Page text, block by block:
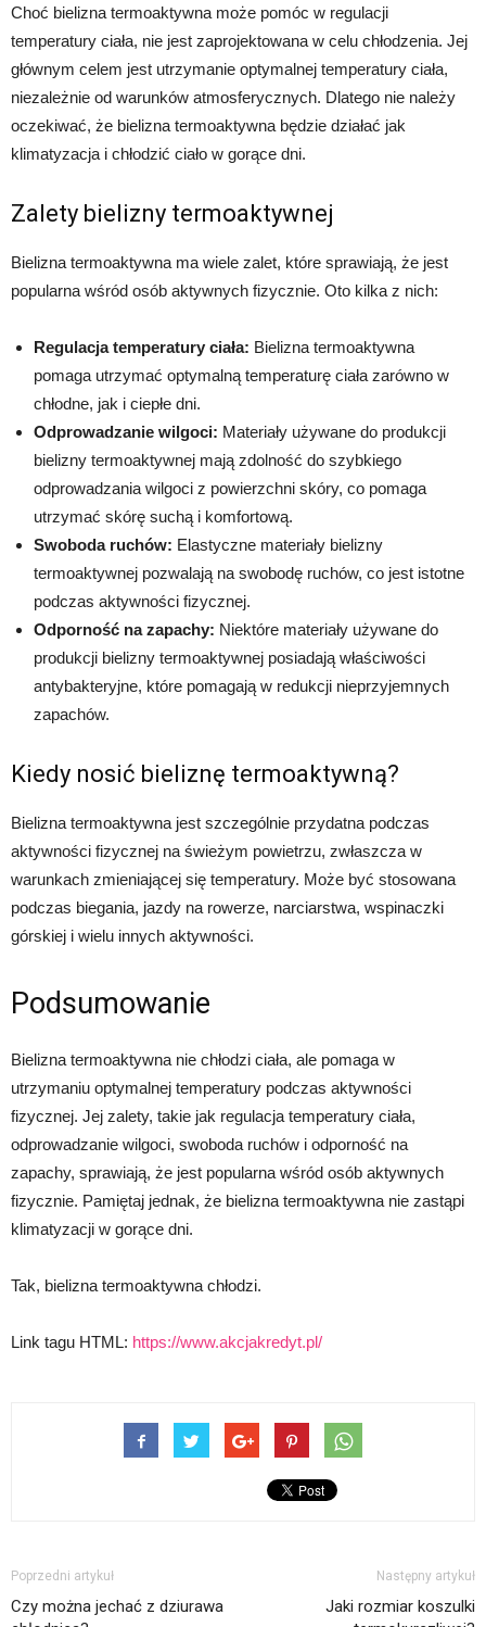
Choć bielizna termoaktywna może pomóc w regulacji
temperatury ciała, nie jest zaprojektowana w celu chłodzenia. Jej
głównym celem jest utrzymanie optymalnej temperatury ciała,
niezależnie od warunków atmosferycznych. Dlatego nie należy
oczekiwać, że bielizna termoaktywna będzie działać jak
klimatyzacja i chłodzić ciało w gorące dni.
Zalety bielizny termoaktywnej
Bielizna termoaktywna ma wiele zalet, które sprawiają, że jest
popularna wśród osób aktywnych fizycznie. Oto kilka z nich:
Regulacja temperatury ciała: Bielizna termoaktywna
pomaga utrzymać optymalną temperaturę ciała zarówno w
chłodne, jak i ciepłe dni.
Odprowadzanie wilgoci: Materiały używane do produkcji
bielizny termoaktywnej mają zdolność do szybkiego
odprowadzania wilgoci z powierzchni skóry, co pomaga
utrzymać skórę suchą i komfortową.
Swoboda ruchów: Elastyczne materiały bielizny
termoaktywnej pozwalają na swobodę ruchów, co jest istotne
podczas aktywności fizycznej.
Odporność na zapachy: Niektóre materiały używane do
produkcji bielizny termoaktywnej posiadają właściwości
antybakteryjne, które pomagają w redukcji nieprzyjemnych
zapachów.
Kiedy nosić bieliznę termoaktywną?
Bielizna termoaktywna jest szczególnie przydatna podczas
aktywności fizycznej na świeżym powietrzu, zwłaszcza w
warunkach zmieniającej się temperatury. Może być stosowana
podczas biegania, jazdy na rowerze, narciarstwa, wspinaczki
górskiej i wielu innych aktywności.
Podsumowanie
Bielizna termoaktywna nie chłodzi ciała, ale pomaga w
utrzymaniu optymalnej temperatury podczas aktywności
fizycznej. Jej zalety, takie jak regulacja temperatury ciała,
odprowadzanie wilgoci, swoboda ruchów i odporność na
zapachy, sprawiają, że jest popularna wśród osób aktywnych
fizycznie. Pamiętaj jednak, że bielizna termoaktywna nie zastąpi
klimatyzacji w gorące dni.
Tak, bielizna termoaktywna chłodzi.
Link tagu HTML: https://www.akcjakredyt.pl/
Poprzedni artykuł
Czy można jechać z dziurawa
Następny artykuł
Jaki rozmiar koszulki